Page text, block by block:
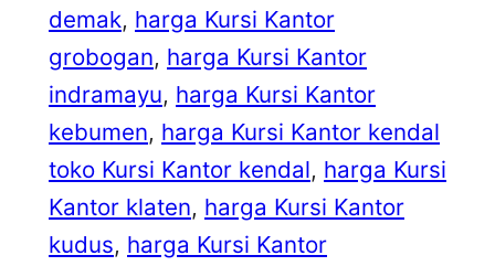
demak, harga Kursi Kantor
grobogan, harga Kursi Kantor
indramayu, harga Kursi Kantor
kebumen, harga Kursi Kantor kendal
toko Kursi Kantor kendal, harga Kursi
Kantor klaten, harga Kursi Kantor
kudus, harga Kursi Kantor